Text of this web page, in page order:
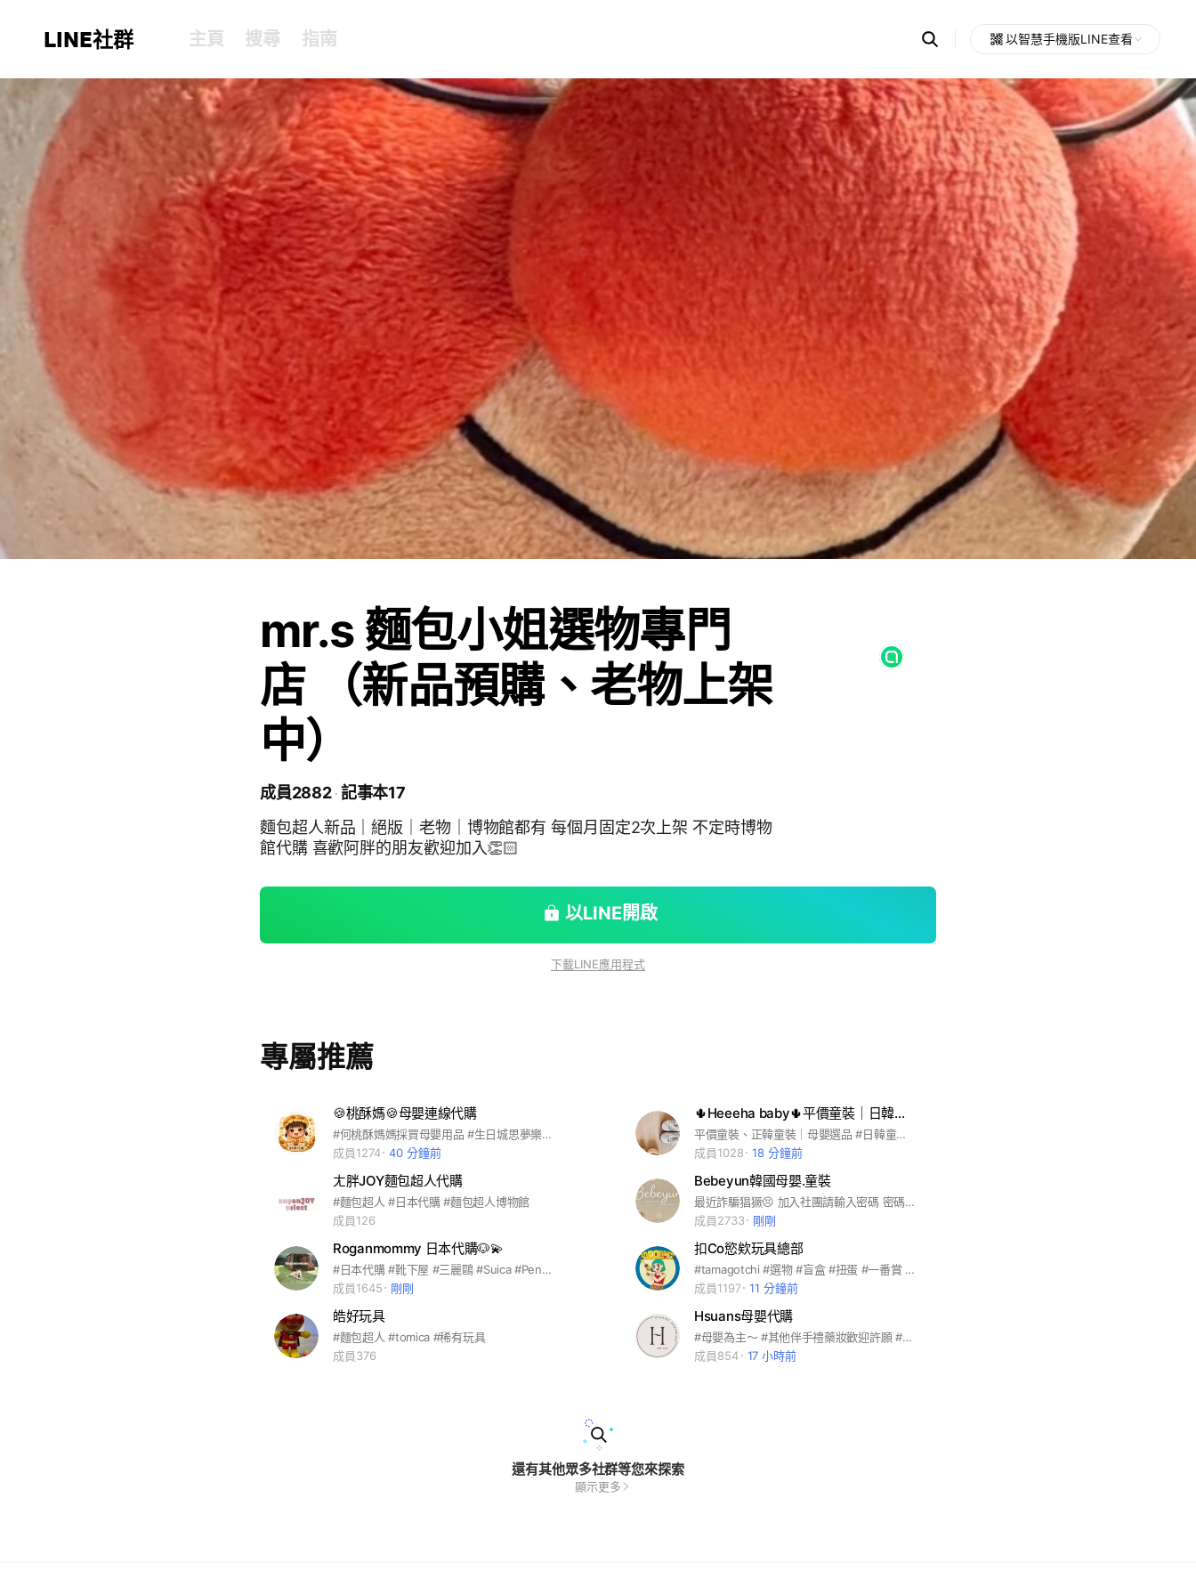
LINE社群 主頁 搜尋 指南 Search
OpenChats
messages
search
area
以智慧手機版LINE查看
mr.s 麵包小姐選物專門
店 （新品預購、老物上架
中）
成員2882 記事本17
麵包超人新品｜絕版｜老物｜博物館都有 每個月固定2次上架 不定時博物
館代購 喜歡阿胖的朋友歡迎加入👏🏻
以LINE開啟
下載LINE應用程式
專屬推薦
🍪桃酥媽🍪母嬰連線代購
#何桃酥媽媽採買母嬰用品 #生日城思夢樂專門 #退出後無法再次入群請見諒
成員1274
40 分鐘前
🌵Heeeha baby🌵平價童裝｜日韓童裝代購｜好物選品
平價童裝、正韓童裝｜母嬰選品 #日韓童裝連線代購 #媽媽選物寶寶好物
成員1028
18 分鐘前
ㄤ胖JOY麵包超人代購
#麵包超人 #日本代購 #麵包超人博物館
成員126
Bebeyun韓國母嬰.童裝
最近詐騙猖獗😣 加入社團請輸入密碼 密碼請私訊IG #正韓#童裝#連線#代購#韓國母嬰 #韓國童裝#選品
成員2733
剛剛
Roganmommy 日本代購🐶💫
#日本代購 #靴下屋 #三麗鷗 #Suica #Pensta #麵包小偷
成員1645
剛剛
扣Co慾欸玩具總部
#tamagotchi #選物 #盲盒 #扭蛋 #一番賞 #塔麻可吉
成員1197
11 分鐘前
皓好玩具
#麵包超人 #tomica #稀有玩具
成員376
Hsuans母嬰代購
#母嬰為主～ #其他伴手禮藥妝歡迎許願 #生日城#西松屋#阿卡醬#petitmain 等連線 #不定期親飛日、韓、港代購🫶🏻 #代購商品採匯款制，711賣貨便取貨
成員854
17 小時前
還有其他眾多社群等您來探索
顯示更多